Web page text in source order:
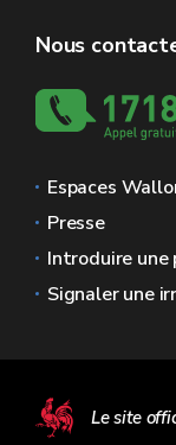
Nous
Espaces
Presse
Introduire une
Signaler une
Le site